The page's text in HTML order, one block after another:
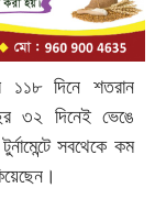
১১৮ দিনে শতরান
৩২ দিনেই ভেঙে
সবথেকে কম